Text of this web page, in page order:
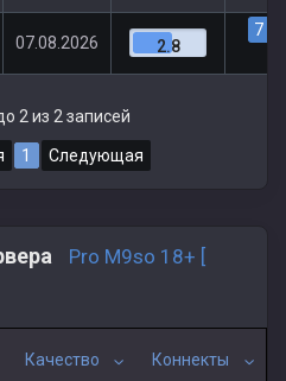
07.08.2026 2.8
7
2 из 2 записей
1 Следующая
Pro M9so 18+ [
Качество Коннекты